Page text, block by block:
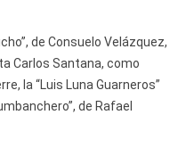
de Consuelo Velázquez,
Carlos Santana, como
la “Luis Luna Guarneros”
de Rafael